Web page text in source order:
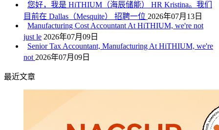
您好，我是 HiTHIUM（海辰储能） HR Kristina。我们
目前在 Dallas（Mesquite） 招聘一位 2026年07月13日
Manufacturing Cost Accountant At HiTHIUM, we're not
just le 2026年07月09日
Senior Tax Accountant, Manufacturing At HiTHIUM, we're
not 2026年07月09日
最近文章